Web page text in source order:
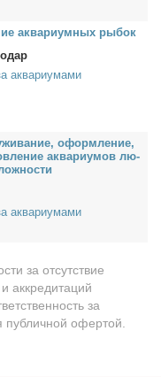
ак­ва­ри­ум­ных ры­бок
аквариумами
оформ­ле­ние,
ак­ва­ри­умов лю­
аквариумами
за отсутствие
аккредитаций
за
офертой.